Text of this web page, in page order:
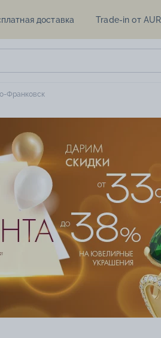
доставка Trade-in от
Франковск